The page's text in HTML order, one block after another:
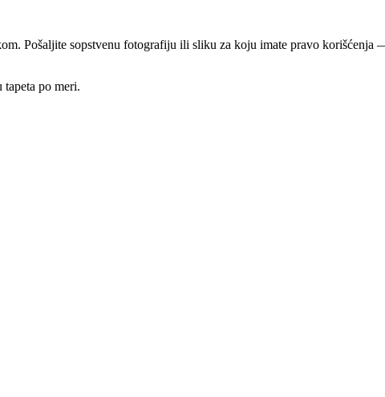
Pošaljite sopstvenu fotografiju ili sliku za koju imate pravo
po meri.